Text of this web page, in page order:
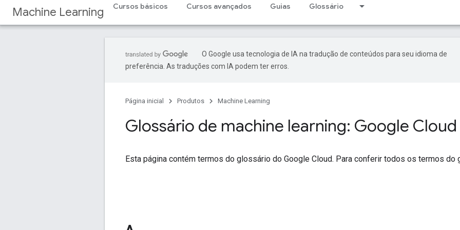
Machine Learning Cursos básicos Cursos avançados Guias Glossário
O Google usa tecnologia de IA na tradução de conteúdos para seu idioma de
preferência. As traduções com IA podem ter erros.
Página inicial Produtos Machine Learning
Glossário de machine learning: Google Cloud
Esta página contém termos do glossário do Google Cloud. Para conferir todos os termos do